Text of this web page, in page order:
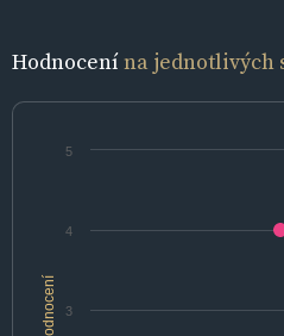
Hodnocenína jednotlivých
hodnocení 3
4
5